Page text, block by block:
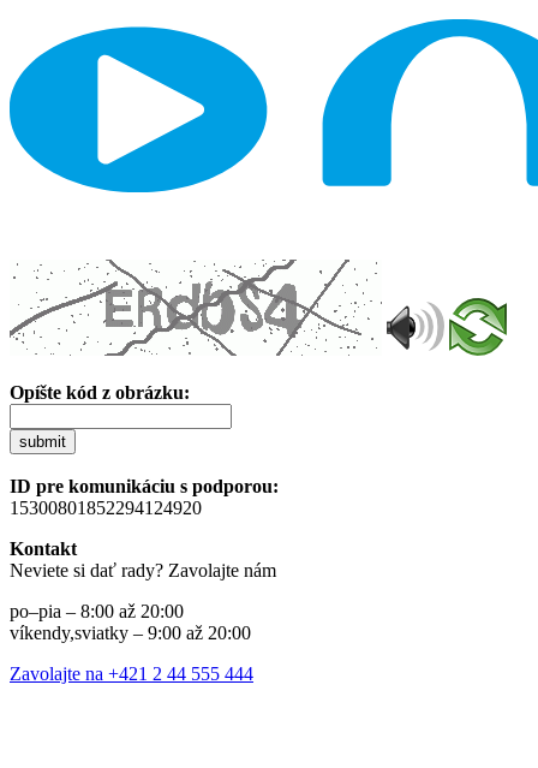
Opíšte kód z obrázku:
submit
ID pre komunikáciu s podporou:
15300801852294124920
Kontakt
Neviete si dať rady? Zavolajte nám
po–pia – 8:00 až 20:00
víkendy,sviatky – 9:00 až 20:00
Zavolajte na +421 2 44 555 444